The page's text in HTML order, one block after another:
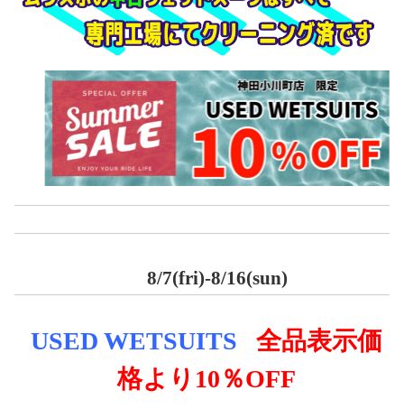
8/7(fri)-8/16(sun)
USED WETSUITS
全品表示価
格より 10％OFF